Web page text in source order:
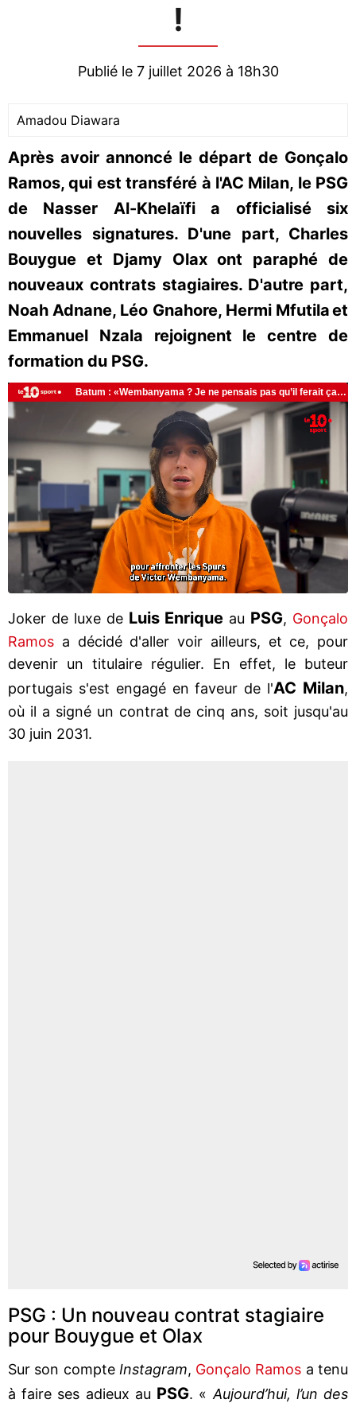
!
Publié le 7 juillet 2026 à 18h30
Amadou Diawara
Après avoir annoncé le départ de Gonçalo
Ramos, qui est transféré à l'AC Milan, le PSG
de Nasser Al-Khelaïfi a officialisé six
nouvelles signatures. D'une part, Charles
Bouygue et Djamy Olax ont paraphé de
nouveaux contrats stagiaires. D'autre part,
Noah Adnane, Léo Gnahore, Hermi Mfutila et
Emmanuel Nzala rejoignent le centre de
formation du PSG.
Joker de luxe de Luis Enrique au PSG, Gonçalo
Ramos a décidé d'aller voir ailleurs, et ce, pour
devenir un titulaire régulier. En effet, le buteur
portugais s'est engagé en faveur de l'AC Milan,
où il a signé un contrat de cinq ans, soit jusqu'au
30 juin 2031.
PSG : Un nouveau contrat stagiaire
pour Bouygue et Olax
Sur son compte Instagram, Gonçalo Ramos a tenu
à faire ses adieux au PSG. « Aujourd’hui, l’un des